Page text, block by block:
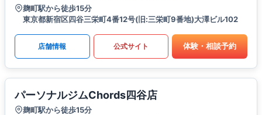
麹町駅から徒歩15分
東京都新宿区四谷三栄町4番12号(旧:三栄町9番地)大澤ビル102
店舗情報 公式サイト 体験・相談予約
パーソナルジムChords四谷店
麹町駅から徒歩15分